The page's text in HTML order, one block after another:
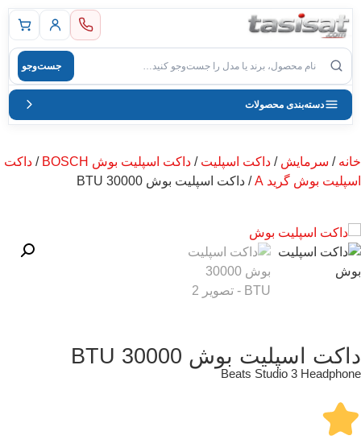
اصلی
جست‌وجو
دسته‌بندی محصولات
خانه / سرمایش / داکت اسپلیت / داکت اسپلیت بوش BOSCH / داکت
اسپلیت بوش گرید A
/ داکت اسپلیت بوش 30000 BTU
داکت اسپلیت بوش 30000 BTU
Beats Studio 3 Headphone